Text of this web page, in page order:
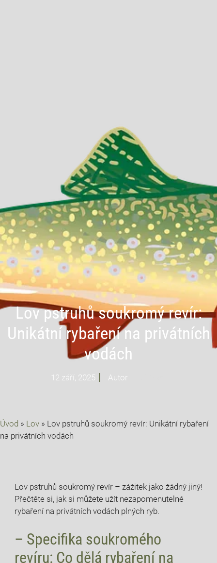
Lov pstruhů soukromý revír:
Unikátní rybaření na privátních
vodách
12 září, 2025 Autor
Úvod » Lov » Lov pstruhů soukromý revír: Unikátní rybaření
na privátních vodách
Lov pstruhů soukromý revír – zážitek jako žádný jiný!
Přečtěte si, jak si můžete užít nezapomenutelné
rybaření na privátních vodách plných ryb.
– Specifika soukromého
revíru: Co dělá rybaření na